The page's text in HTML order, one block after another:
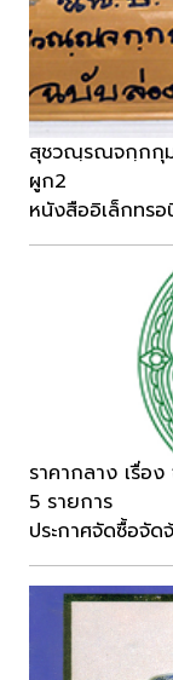
สุชวณฺรณจกฺกกุ
ผูก2
หนังสืออิเล็กทร
ราคากลาง เรื่อ
5 รายการ
ประกาศจัดซื้อจัด